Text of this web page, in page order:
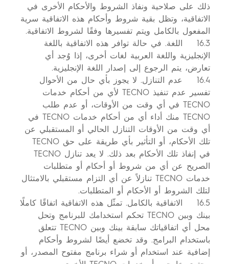
ذلك على صلاحية ونفاذ الشروط والأحكام الأخرى في
الاتفاقية، وتظل بقية شروط وأحكام هذه الاتفاقية سرية
المفعول بالكامل ويتم تفسيرها وفقًا لشروط الاتفاقية.
16.3 اللغة. في حالة توافر هذه الاتفاقية باللغة
الإنجليزية واللغة العربية لغات أخرى، إذا وُجد أي
تعارض، يتم الرجوع إلى إصدار اللغة الإنجليزية.
16.4 عدم التنازل. لا يجوز بأي حال من الأحوال
تفسير عدم تنفيذ TECNO لأي من أحكام خدمات
TECNO في أي وقت من الأوقات، أو عدم طلب
TECNO منك أداء أي من أحكام خدمات TECNO في
أي وقت من الأوقات التنازل الحالي أو المستقبلي عن
تلك الأحكام، أو التأثير بأي طريقة على حق TECNO
في إنفاذ تلك الأحكام بعد ذلك. لا يعد تنازل TECNO
الصريح عن أي من شروط أو أحكام أو متطلبات
خدمات TECNO تنازلاً عن أي التزام مستقبلي بالامتثال
لتلك الشروط أو الأحكام أو المتطلبات.
16.5 الاتفاقية بالكامل. تمثّل هذه الاتفاقية اتفاقًا كاملًا
بينك وبين TECNO تحكم استخدامك للبرنامج وتحل
محل أي اتفاقياتك سابقة بينك وبين TECNO تتعلق
باستخدام البرامج. وقد تخضع أيضًا لشروط وأحكام
إضافية عند استخدام أو شراء برنامج مفتوح المصدر، أو